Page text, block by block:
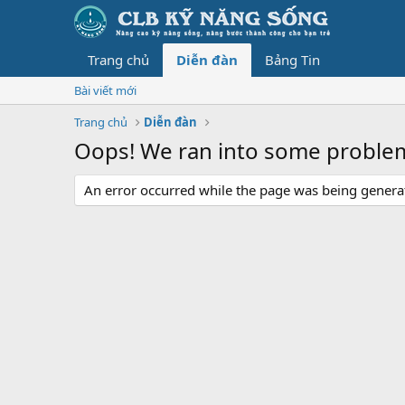
Trang chủ Diễn đàn Bảng Tin
Bài viết mới
Trang chủ
Diễn đàn
Oops! We ran into some
An error occurred while the page was being